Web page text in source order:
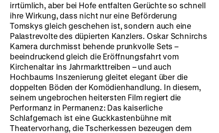
irrtümlich, aber bei Hofe entfalten Gerüchte so schnell
ihre Wirkung, dass nicht nur eine Beförderung
Tomskys gleich geschehen ist, sondern auch eine
Palastrevolte des düpierten Kanzlers. Oskar Schnirchs
Kamera durchmisst behende prunkvolle Sets –
beeindruckend gleich die Eröffnungsfahrt vom
Kirchenaltar ins Jahrmarkttreiben – und auch
Hochbaums Inszenierung gleitet elegant über die
doppelten Böden der Komödienhandlung. In diesem,
seinem ungebrochen heitersten Film regiert die
Performanz in Permanenz: Das kaiserliche
Schlafgemach ist eine Guckkastenbühne mit
Theatervorhang, die Tscherkessen bezeugen dem